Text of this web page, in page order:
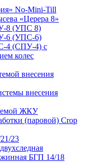
No-Mini-Till
«Церера 8»
8 (УПС 8)
6 (УПС-6)
4 (СПУ-4) с
колес
внесения
внесения
ЖКУ
(паровой) Crop
23
БГП 14/18